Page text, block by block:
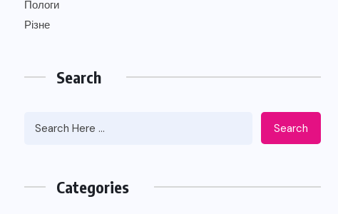
Пологи
Різне
Search
Search
Categories